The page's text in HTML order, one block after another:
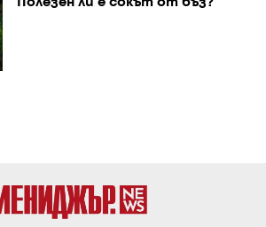
Полезен ли е сокът от бъз?